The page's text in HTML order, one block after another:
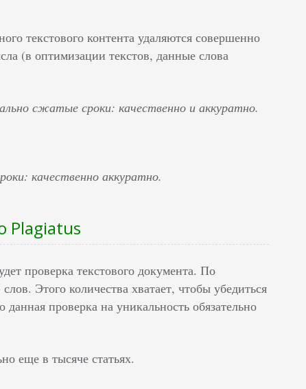
текстового контента удаляются совершенно
(в оптимизации текстов, данные слова
сжатые сроки: качественно и аккуратно.
качественно аккуратно.
Plagiatus
проверка текстового документа. По
Этого количества хватает, чтобы убедиться
проверка на уникальность обязательно
еще в тысяче статьях.